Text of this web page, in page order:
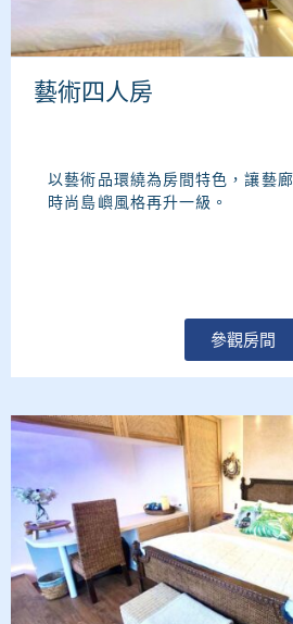
藝術四人房
以藝術品環繞為房間特色，讓藝
時尚島嶼風格再升一級。
參觀房間